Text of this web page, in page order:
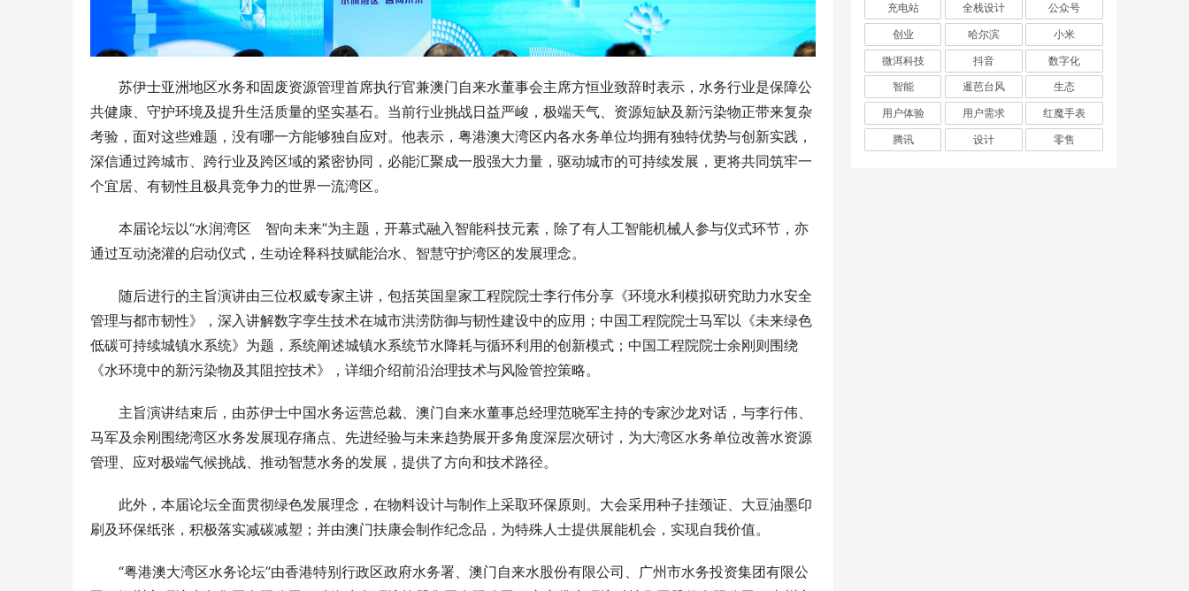
苏伊士亚洲地区水务和固废资源管理首席执行官兼澳门自来水董事会主席方恒业致辞时表示，水务行业是保障公
共健康、守护环境及提升生活质量的坚实基石。当前行业挑战日益严峻，极端天气、资源短缺及新污染物正带来复杂
考验，面对这些难题，没有哪一方能够独自应对。他表示，粤港澳大湾区内各水务单位均拥有独特优势与创新实践，
深信通过跨城市、跨行业及跨区域的紧密协同，必能汇聚成一股强大力量，驱动城市的可持续发展，更将共同筑牢一
个宜居、有韧性且极具竞争力的世界一流湾区。
本届论坛以“水润湾区　智向未来”为主题，开幕式融入智能科技元素，除了有人工智能机械人参与仪式环节，亦
通过互动浇灌的启动仪式，生动诠释科技赋能治水、智慧守护湾区的发展理念。
随后进行的主旨演讲由三位权威专家主讲，包括英国皇家工程院院士李行伟分享《环境水利模拟研究助力水安全
管理与都市韧性》，深入讲解数字孪生技术在城市洪涝防御与韧性建设中的应用；中国工程院院士马军以《未来绿色
低碳可持续城镇水系统》为题，系统阐述城镇水系统节水降耗与循环利用的创新模式；中国工程院院士余刚则围绕
《水环境中的新污染物及其阻控技术》，详细介绍前沿治理技术与风险管控策略。
主旨演讲结束后，由苏伊士中国水务运营总裁、澳门自来水董事总经理范晓军主持的专家沙龙对话，与李行伟、
马军及余刚围绕湾区水务发展现存痛点、先进经验与未来趋势展开多角度深层次研讨，为大湾区水务单位改善水资源
管理、应对极端气候挑战、推动智慧水务的发展，提供了方向和技术路径。
此外，本届论坛全面贯彻绿色发展理念，在物料设计与制作上采取环保原则。大会采用种子挂颈证、大豆油墨印
刷及环保纸张，积极落实减碳减塑；并由澳门扶康会制作纪念品，为特殊人士提供展能机会，实现自我价值。
“粤港澳大湾区水务论坛”由香港特别行政区政府水务署、澳门自来水股份有限公司、广州市水务投资集团有限公
充电站
全栈设计
公众号
创业
哈尔滨
小米
微洱科技
抖音
数字化
智能
暹芭台风
生态
用户体验
用户需求
红魔手表
腾讯
设计 零售